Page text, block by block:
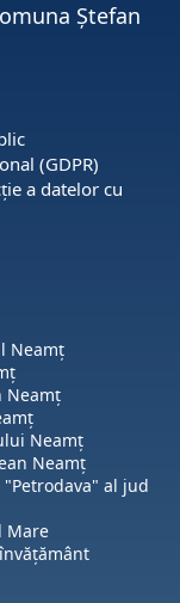
Ștefan
(GDPR)
a datelor cu
Neamț
Neamț
Neamț
Neamț
al jud
Mare